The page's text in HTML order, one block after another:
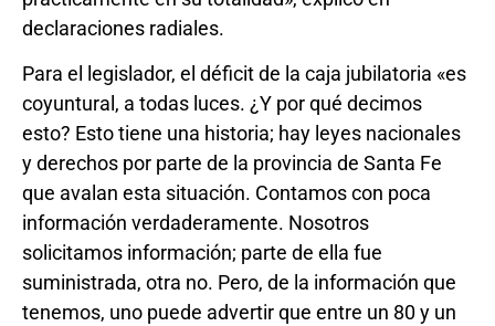
declaraciones radiales.
Para el legislador, el déficit de la caja jubilatoria «es
coyuntural, a todas luces. ¿Y por qué decimos
esto? Esto tiene una historia; hay leyes nacionales
y derechos por parte de la provincia de Santa Fe
que avalan esta situación. Contamos con poca
información verdaderamente. Nosotros
solicitamos información; parte de ella fue
suministrada, otra no. Pero, de la información que
tenemos, uno puede advertir que entre un 80 y un